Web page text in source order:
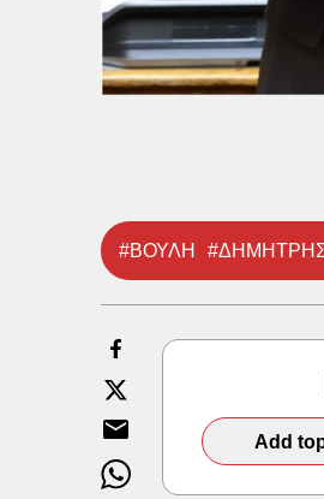
#ΒΟΥΛΗ
Add